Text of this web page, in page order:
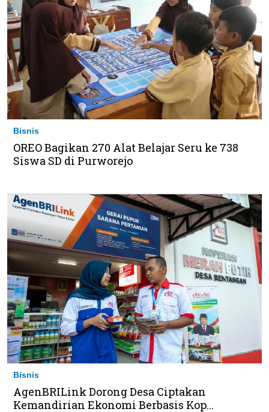
Bisnis
OREO Bagikan 270 Alat Belajar Seru ke 738
Siswa SD di Purworejo
Bisnis
AgenBRILink Dorong Desa Ciptakan
Kemandirian Ekonomi Berbasis Kop...